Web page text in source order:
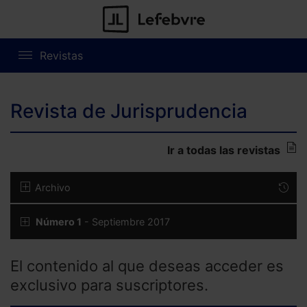
Revistas
Revista de Jurisprudencia
Ir a todas las revistas
Archivo
Número 1 - Septiembre 2017
El contenido al que deseas acceder es
exclusivo para suscriptores.